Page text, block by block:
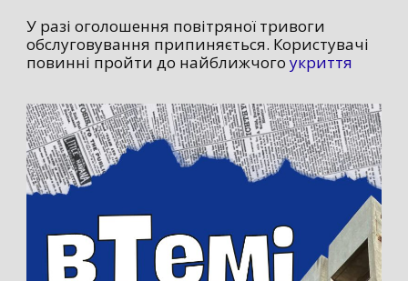
У разі оголошення повітряної тривоги
обслуговування припиняється. Користувачі
повинні пройти до найближчого укриття